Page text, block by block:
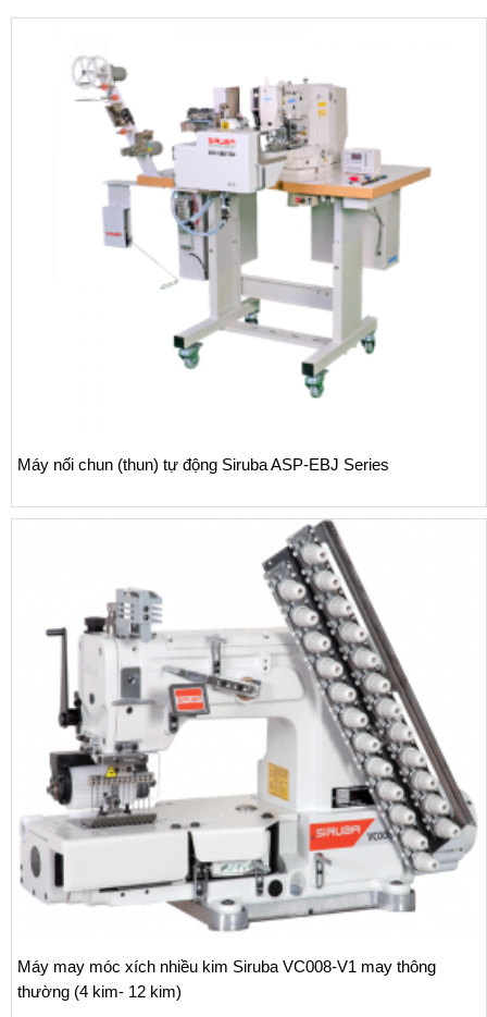
Máy nối chun (thun) tự động Siruba ASP-EBJ Series
Máy may móc xích nhiều kim Siruba VC008-V1 may thông
thường (4 kim- 12 kim)